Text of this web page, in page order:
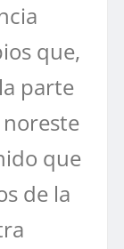
que,
parte
que
de la